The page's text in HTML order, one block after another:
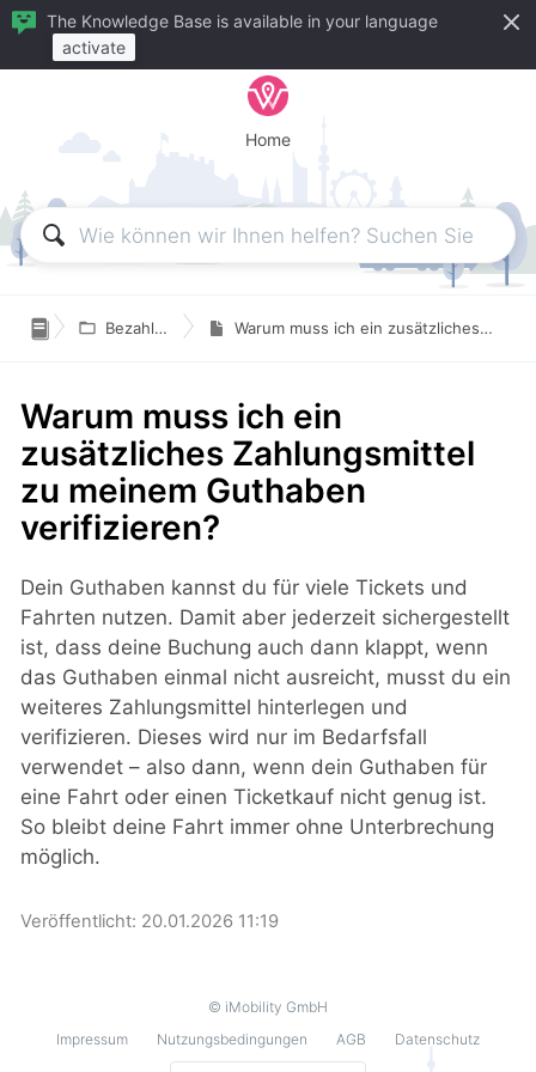
The Knowledge Base is available in your language
activate
Home
 Bezahlung in wegfinder Warum muss ich ein zusätzliches Zahlungsmittel zu meinem Guthaben verifizieren?
Warum muss ich ein
zusätzliches Zahlungsmittel
zu meinem Guthaben
verifizieren?
Dein Guthaben kannst du für viele Tickets und
Fahrten nutzen. Damit aber jederzeit sichergestellt
ist, dass deine Buchung auch dann klappt, wenn
das Guthaben einmal nicht ausreicht, musst du ein
weiteres Zahlungsmittel hinterlegen und
verifizieren. Dieses wird nur im Bedarfsfall
verwendet – also dann, wenn dein Guthaben für
eine Fahrt oder einen Ticketkauf nicht genug ist.
So bleibt deine Fahrt immer ohne Unterbrechung
möglich.
Veröffentlicht: 20.01.2026 11:19
© iMobility GmbH
Impressum
Nutzungsbedingungen AGB Datenschutz